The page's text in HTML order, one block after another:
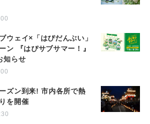
ウェイ×「はぴだんぶい」
ン 『はぴサブサマー！』
知らせ
ズン到来! 市内各所で熱
を開催